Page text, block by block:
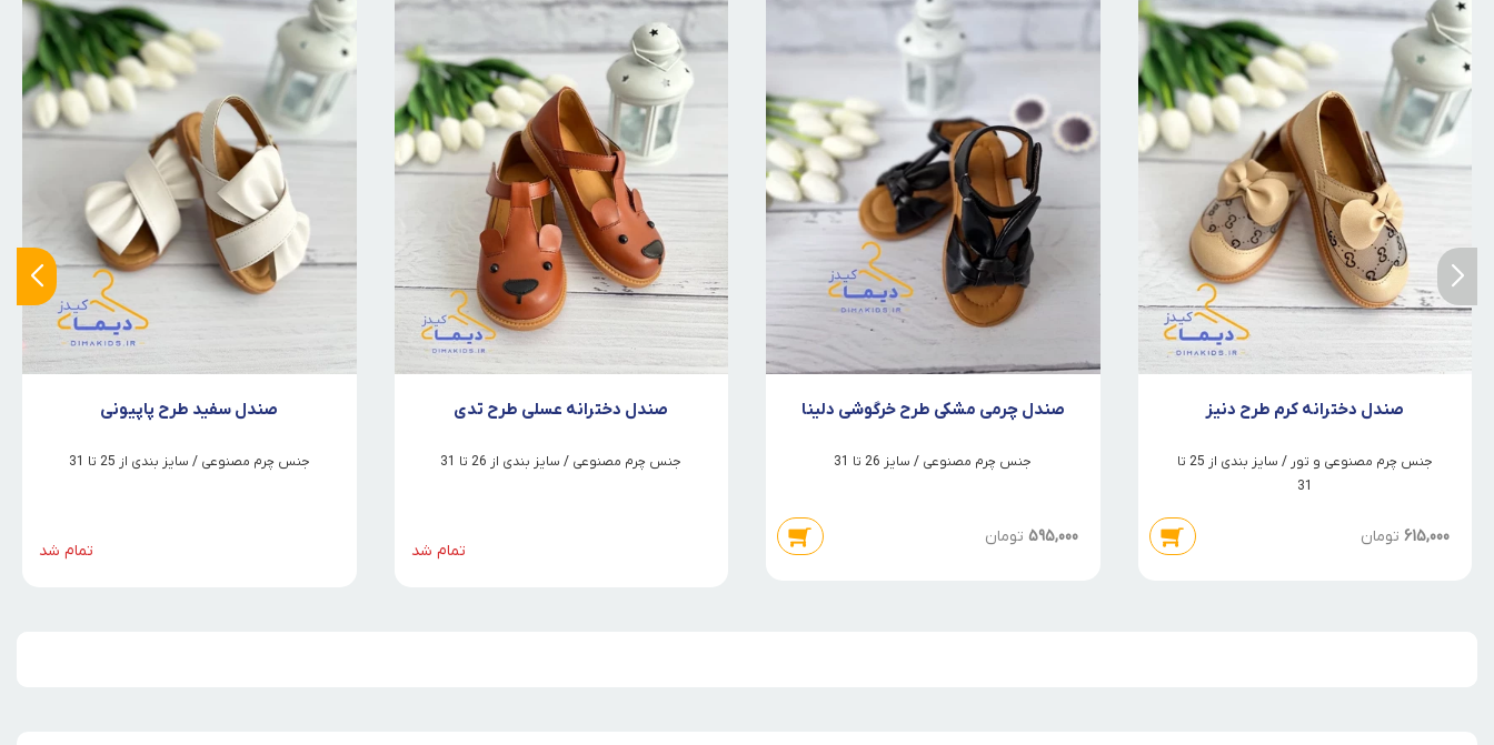
صندل دخترانه کرم طرح دنیز
جنس چرم مصنوعی و تور / سایز بندی از 25 تا
31
615,000 تومان
صندل چرمی مشکی طرح خرگوشی دلینا
جنس چرم مصنوعی / سایز 26 تا 31
595,000 تومان
صندل دخترانه عسلی طرح تدی
جنس چرم مصنوعی / سایز بندی از 26 تا 31
تمام شد
صندل سفید طرح پاپیونی
جنس چرم مصنوعی / سایز بندی از 25 تا 31
تمام شد